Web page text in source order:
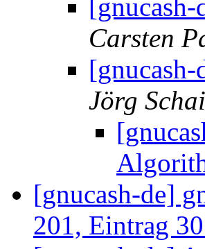
Carsten
Jörg
[gnucash-de]
201, Eintrag 30